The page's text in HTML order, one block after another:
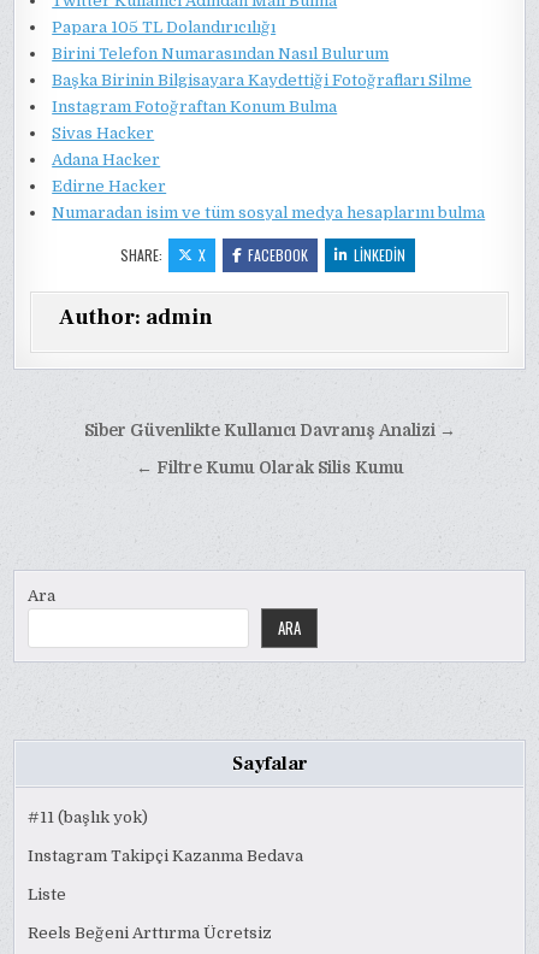
Papara 105 TL Dolandırıcılığı
Birini Telefon Numarasından Nasıl Bulurum
Başka Birinin Bilgisayara Kaydettiği Fotoğrafları Silme
Instagram Fotoğraftan Konum Bulma
Sivas Hacker
Adana Hacker
Edirne Hacker
Numaradan isim ve tüm sosyal medya hesaplarını bulma
SHARE: X FACEBOOK LINKEDIN
Author: admin
gezinmesi
Siber Güvenlikte Kullanıcı Davranış Analizi →
← Filtre Kumu Olarak Silis Kumu
Ara
ARA
Sayfalar
#11 (başlık yok)
Instagram Takipçi Kazanma Bedava
Liste
Reels Beğeni Arttırma Ücretsiz